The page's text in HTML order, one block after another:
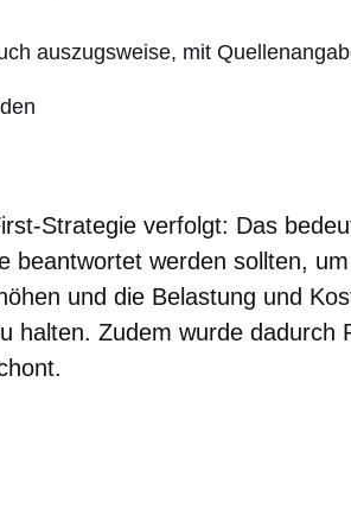
auszugsweise, mit
Strategie verfolgt: Das
beantwortet werden sollten,
und die Belastung und
halten. Zudem wurde dadurch